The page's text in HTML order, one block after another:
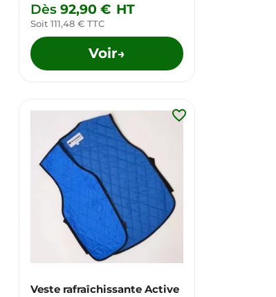
Dès 92,90 € HT
Soit 111,48 € TTC
Voir→
Veste rafraîchissante Active
favorite_border